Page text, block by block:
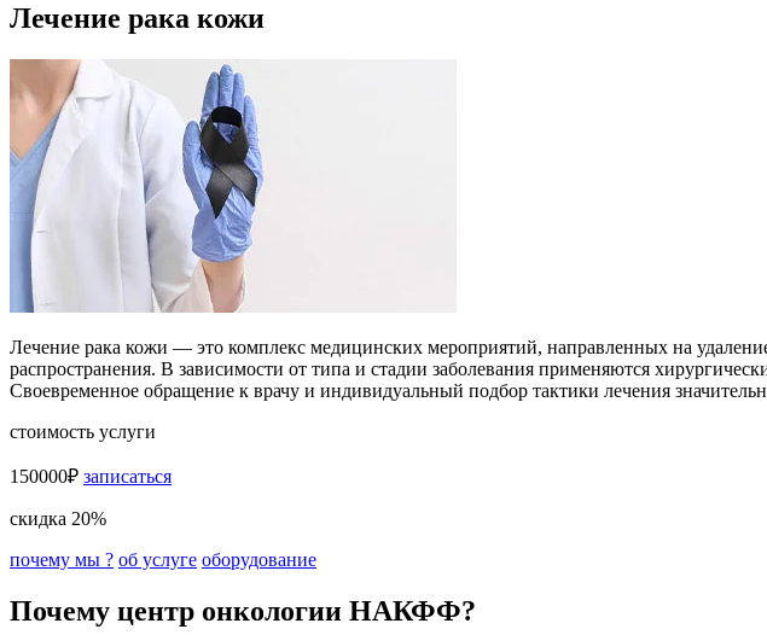
Лечение рака кожи
Лечение рака кожи — это комплекс медицинских мероприятий, направленных на
распространения. В зависимости от типа и стадии заболевания применяются
Своевременное обращение к врачу и индивидуальный подбор тактики лечения
стоимость услуги
150000₽ записаться
скидка 20%
почему мы ? об услуге оборудование
Почему центр онкологии НАКФФ?